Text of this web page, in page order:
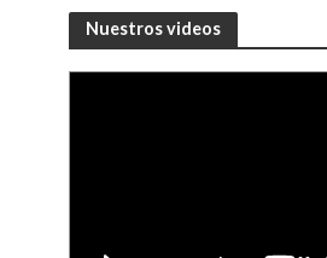
Nuestros videos